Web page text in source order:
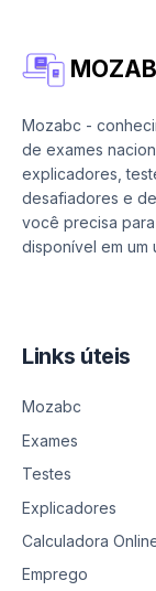
Mozabc -
de exames
explicadores,
desafiadores e
você precisa
disponível em um
Links úteis
Mozabc
Exames
Testes
Explicadores
Calculadora
Emprego